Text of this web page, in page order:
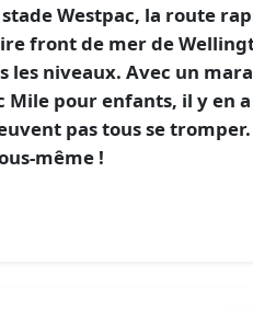
Westpac, la route
front de mer de
les niveaux. Avec un
pour enfants, il y en
pas tous se
même !